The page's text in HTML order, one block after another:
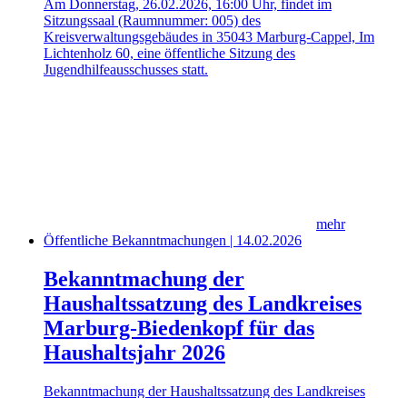
Am Donnerstag, 26.02.2026, 16:00 Uhr, findet im
Sitzungssaal (Raumnummer: 005) des
Kreisverwaltungsgebäudes in 35043 Marburg-Cappel, Im
Lichtenholz 60, eine öffentliche Sitzung des
Jugendhilfeausschusses statt.
mehr
Öffentliche Bekanntmachungen | 14.02.2026
Bekanntmachung der
Haushaltssatzung des Landkreises
Marburg-Biedenkopf für das
Haushaltsjahr 2026
Bekanntmachung der Haushaltssatzung des Landkreises